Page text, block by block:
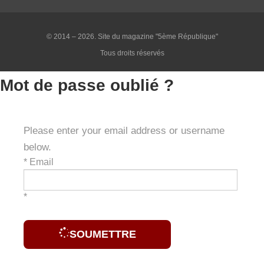
© 2014 – 2026. Site du magazine "5ème République"
Tous droits réservés
Mot de passe oublié ?
Please enter your email address or username
below.
* Email
*
SOUMETTRE